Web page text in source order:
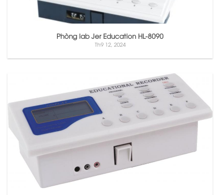
Phòng lab Jer Education HL-8090
Th9 12, 2024